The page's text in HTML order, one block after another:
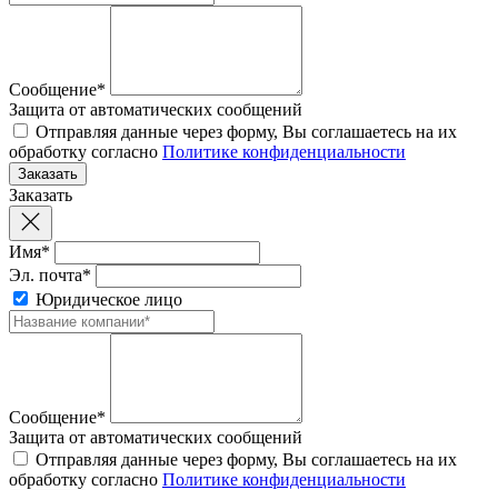
Сообщение*
Защита от автоматических сообщений
Отправляя данные через форму, Вы соглашаетесь на их
обработку согласно Политике конфиденциальности
Заказать
Имя*
Эл. почта*
Юридическое лицо
Сообщение*
Защита от автоматических сообщений
Отправляя данные через форму, Вы соглашаетесь на их
обработку согласно Политике конфиденциальности